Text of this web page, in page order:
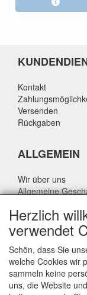
Kontakt
Versenden
Rückgaben
ALLGEMEIN
Wir über uns
Allgemeine
Über Rik Thijssen
ALLGEMEIN
Herzlich
verwendet
Schön, dass Sie
welche Cookies wir
sammeln keine
uns, die Website